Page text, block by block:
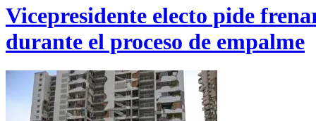
Vicepresidente electo pide
durante el proceso de empalme